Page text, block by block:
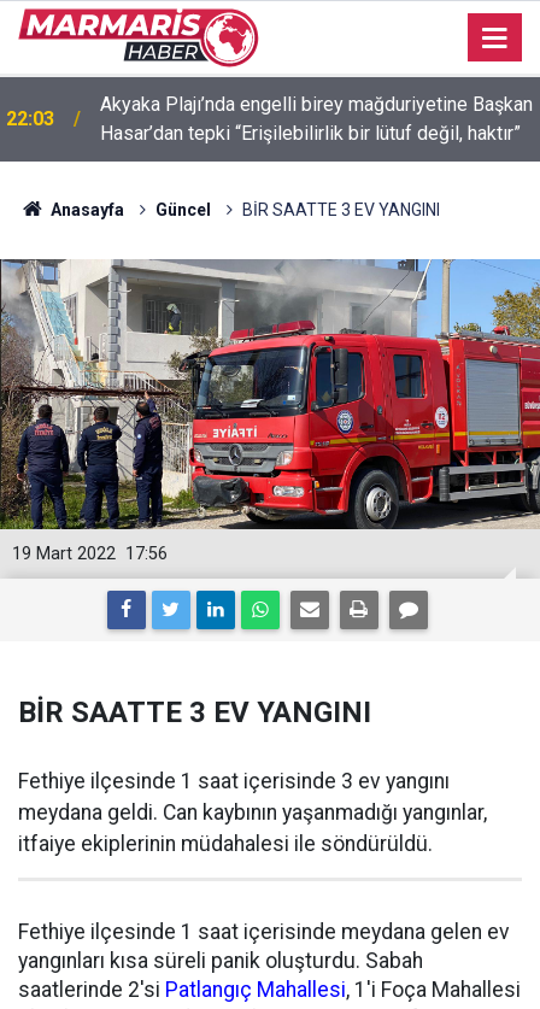
22:03
Akyaka Plajı’nda engelli birey mağduriyetine Başkan
Hasar’dan tepki “Erişilebilirlik bir lütuf değil, haktır”
21:58
İçmeler’de denize kanalizasyon aktı “Yeşilimiz gitti,
mavimiz gitmesin! ”
Anasayfa Güncel BİR SAATTE 3 EV YANGINI
17:56
19 Mart 2022
BİR SAATTE 3 EV YANGINI
Fethiye ilçesinde 1 saat içerisinde 3 ev yangını
meydana geldi. Can kaybının yaşanmadığı yangınlar,
itfaiye ekiplerinin müdahalesi ile söndürüldü.
Fethiye ilçesinde 1 saat içerisinde meydana gelen ev
yangınları kısa süreli panik oluşturdu. Sabah
saatlerinde 2'si Patlangıç Mahallesi, 1'i Foça Mahallesi